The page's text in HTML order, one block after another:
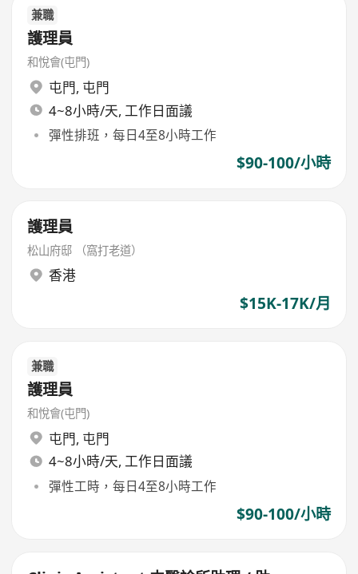
兼職
護理員
和悅會(屯門)
屯門, 屯門
4~8小時/天, 工作日面議
彈性排班，每日4至8小時工作
$90-100/小時
護理員
松山府邸 （窩打老道）
香港
$15K-17K/月
兼職
護理員
和悅會(屯門)
屯門, 屯門
4~8小時/天, 工作日面議
彈性工時，每日4至8小時工作
$90-100/小時